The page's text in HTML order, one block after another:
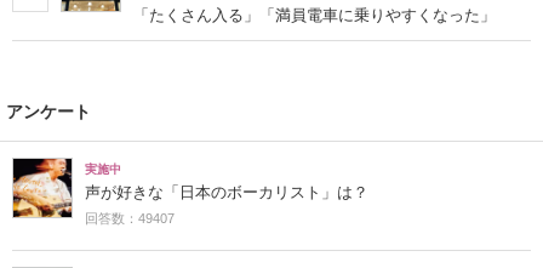
「たくさん入る」「満員電車に乗りやすくなった」
アンケート
実施中
声が好きな「日本のボーカリスト」は？
回答数：49407